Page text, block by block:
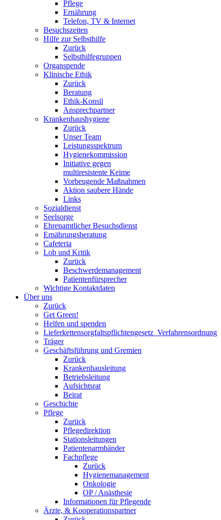
Pflege
Ernährung
Telefon, TV & Internet
Besuchszeiten
Hilfe zur Selbsthilfe
Zurück
Selbsthilfegruppen
Organspende
Klinische Ethik
Zurück
Beratung
Ethik-Konsil
Ansprechpartner
Krankenhaushygiene
Zurück
Unser Team
Leistungsspektrum
Hygienekommission
Initiative gegen
multiresistente Keime
Vorbeugende Maßnahmen
Aktion saubere Hände
Links
Sozialdienst
Seelsorge
Ehrenamtlicher Besuchsdienst
Ernährungsberatung
Cafeteria
Lob und Kritik
Zurück
Beschwerdemanagement
Patientenfürsprecher
Wichtige Kontaktdaten
Über uns
Zurück
Get Green!
Helfen und spenden
Lieferkettensorgfaltspflichtengesetz_Verfahrensordnung
Träger
Geschäftsführung und Gremien
Zurück
Krankenhausleitung
Betriebsleitung
Aufsichtsrat
Beirat
Geschichte
Pflege
Zurück
Pflegedirektion
Stationsleitungen
Patientenarmbänder
Fachpflege
Zurück
Hygienemanagement
Onkologie
OP / Anästhesie
Informationen für Pflegende
Ärzte, & Kooperationspartner